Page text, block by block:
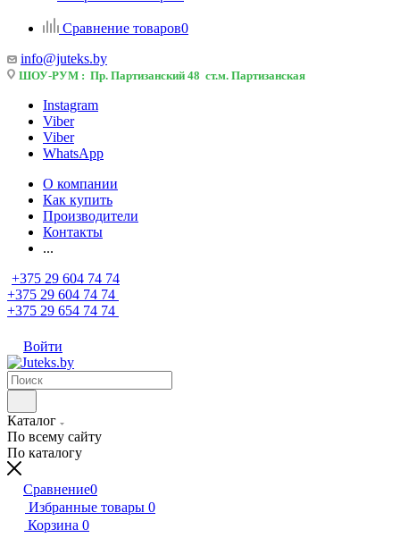
Сравнение товаров0
info@juteks.by
ШОУ-РУМ : Пр. Партизанский 48 ст.м. Партизанская
Instagram
Viber
Viber
WhatsApp
О компании
Как купить
Производители
Контакты
...
+375 29 604 74 74
+375 29 604 74 74
+375 29 654 74 74
Войти
Каталог
По всему сайту
По каталогу
Сравнение0
Избранные товары 0
Корзина 0